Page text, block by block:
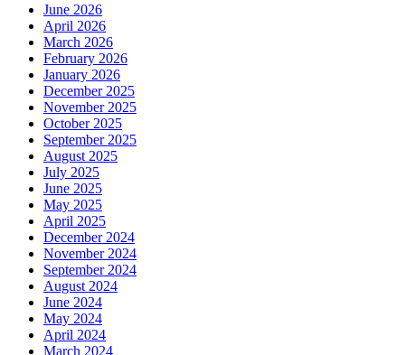
June 2026
April 2026
March 2026
February 2026
January 2026
December 2025
November 2025
October 2025
September 2025
August 2025
July 2025
June 2025
May 2025
April 2025
December 2024
November 2024
September 2024
August 2024
June 2024
May 2024
April 2024
March 2024